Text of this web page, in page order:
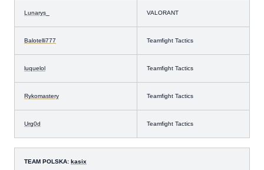
Lunarys_ VALORANT
Balotelli777 Teamfight Tactics
luquelol Teamfight Tactics
Rykomastery Teamfight Tactics
Urg0d Teamfight Tactics
TEAM POLSKA: kasix